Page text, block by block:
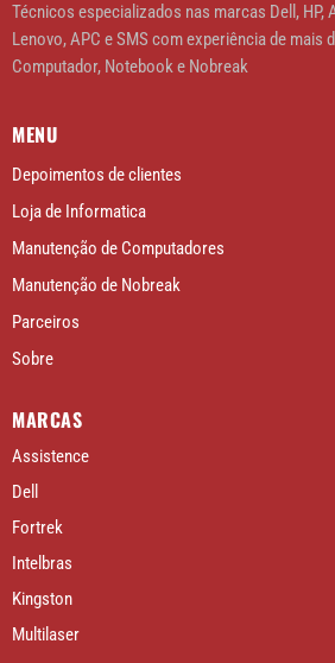
Técnicos especializados nas marcas Dell, HP,
Lenovo, APC e SMS com experiência de mais
Computador, Notebook e Nobreak
MENU
Depoimentos de clientes
Loja de Informatica
Manutenção de Computadores
Manutenção de Nobreak
Parceiros
Sobre
MARCAS
Assistence
Dell
Fortrek
Intelbras
Kingston
Multilaser